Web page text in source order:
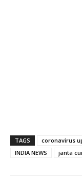
TAGS coronavirus
INDIA NEWS
janta